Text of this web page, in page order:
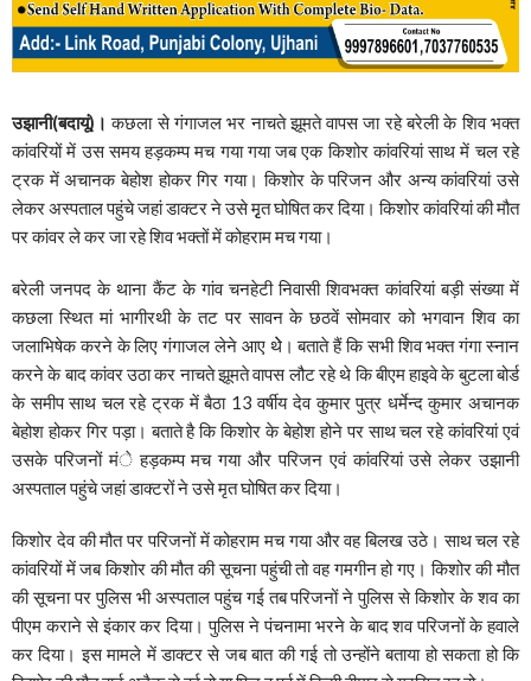
उझानी(बदायूं)। कछला से गंगाजल भर नाचते झूमते वापस जा रहे बरेली के शिव भक्त
कांवरियों में उस समय हड़कम्प मच गया गया जब एक किशोर कांवरियां साथ में चल रहे
ट्रक में अचानक बेहोश होकर गिर गया। किशोर के परिजन और अन्य कांवरियां उसे
लेकर अस्पताल पहुंचे जहां डाक्टर ने उसे मृृत घोषित कर दिया। किशोर कांवरियां की मौत
पर कांवर ले कर जा रहे शिव भक्तों में कोहराम मच गया।
बरेली जनपद के थाना कैंट के गांव चनहेटी निवासी शिवभक्त कांवरियां बड़ी संख्या में
कछला स्थित मां भागीरथी के तट पर सावन के छठवें सोमवार को भगवान शिव का
जलाभिषेक करने के लिए गंगाजल लेने आए थेे। बताते हैं कि सभी शिव भक्त गंगा स्नान
करने के बाद कांवर उठा कर नाचते झूमते वापस लौट रहे थे कि बीएम हाइवे के बुटला बोर्ड
के समीप साथ चल रहे ट्रक में बैठा 13 वर्षीय देव कुमार पुत्र धर्मेन्द कुमार अचानक
बेहोश होकर गिर पड़ा। बताते है कि किशोर के बेहोश होने पर साथ चल रहे कांवरियां एवं
उसके परिजनों मंे हड़कम्प मच गया और परिजन एवं कांवरियां उसे लेकर उझानी
अस्पताल पहुंचे जहां डाक्टरों ने उसे मृत घोषित कर दिया।
किशोर देव की मौत पर परिजनों में कोहराम मच गया और वह बिलख उठे। साथ चल रहे
कांवरियों में जब किशोर की मौत की सूचना पहुंची तो वह गमगीन हो गए। किशोर की मौत
की सूचना पर पुलिस भी अस्पताल पहुंच गई तब परिजनों ने पुलिस से किशोर के शव का
पीएम कराने से इंकार कर दिया। पुलिस ने पंचनामा भरने के बाद शव परिजनों के हवाले
कर दिया। इस मामले में डाक्टर से जब बात की गई तो उन्होंने बताया हो सकता हो कि